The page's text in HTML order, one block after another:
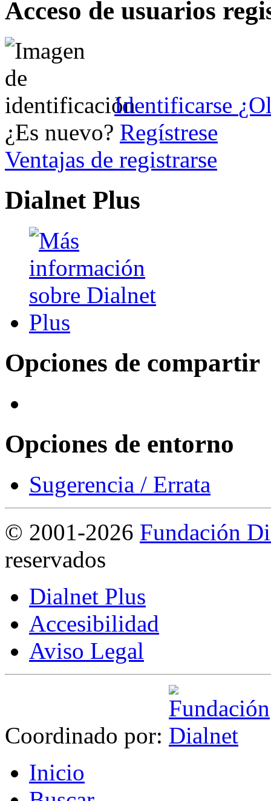
Acceso de usuarios
Identificarse
¿Es nuevo? Regístrese
Ventajas de registrarse
Dialnet Plus
Opciones de compartir
Opciones de entorno
Sugerencia / Errata
© 2001-2026 Fundación
reservados
Dialnet Plus
Accesibilidad
Aviso Legal
Coordinado por:
Inicio